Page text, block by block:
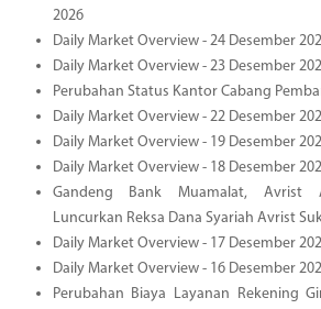
2026
Daily Market Overview - 24 Desember
Daily Market Overview - 23 Desember
Perubahan Status Kantor Cabang
Daily Market Overview - 22 Desember
Daily Market Overview - 19 Desember
Daily Market Overview - 18 Desember
Gandeng Bank Muamalat, Avrist
Luncurkan Reksa Dana Syariah Avrist
Daily Market Overview - 17 Desember
Daily Market Overview - 16 Desember
Perubahan Biaya Layanan Rekening